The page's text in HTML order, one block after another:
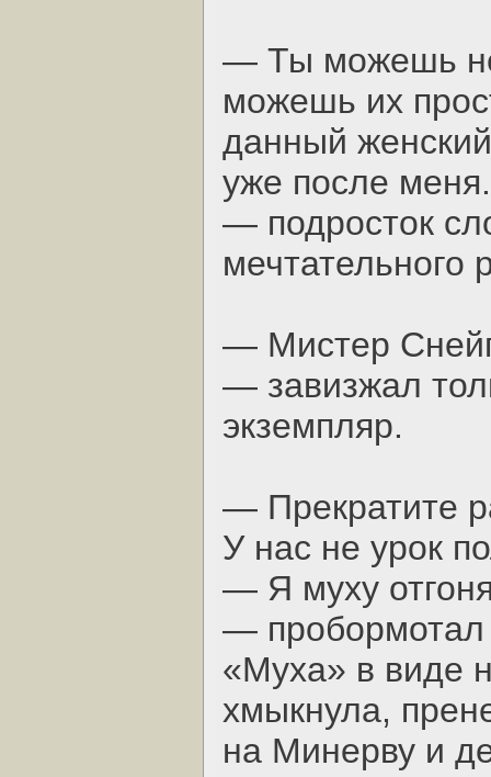
— Ты можешь не
можешь их
данный
уже после
— подросток
мечтательного
— Мистер
— завизжал
экземпляр.
— Прекратите
У нас не урок
— Я муху
— пробормотал
«Муха» в виде
хмыкнула,
на Минерву и